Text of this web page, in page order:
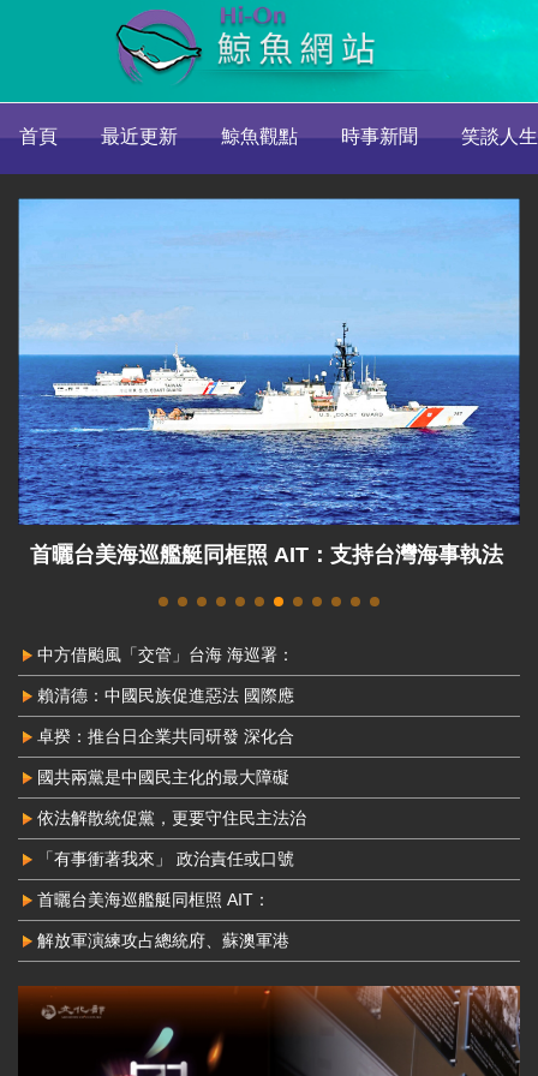
首頁 最近更新 鯨魚觀點 時事新聞 笑談人生
解放軍演練攻占總統府、蘇澳軍港 國防部：威脅
中方借颱風「交管」台海 海巡署：
賴清德：中國民族促進惡法 國際應
卓揆：推台日企業共同研發 深化合
國共兩黨是中國民主化的最大障礙
依法解散統促黨，更要守住民主法治
「有事衝著我來」 政治責任或口號
首曬台美海巡艦艇同框照 AIT：
解放軍演練攻占總統府、蘇澳軍港